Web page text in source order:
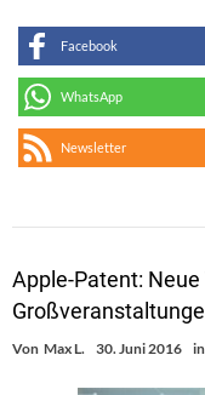
Facebook
WhatsApp
Newsletter
Apple-Patent:
Von Max L. 30. Juni 2016